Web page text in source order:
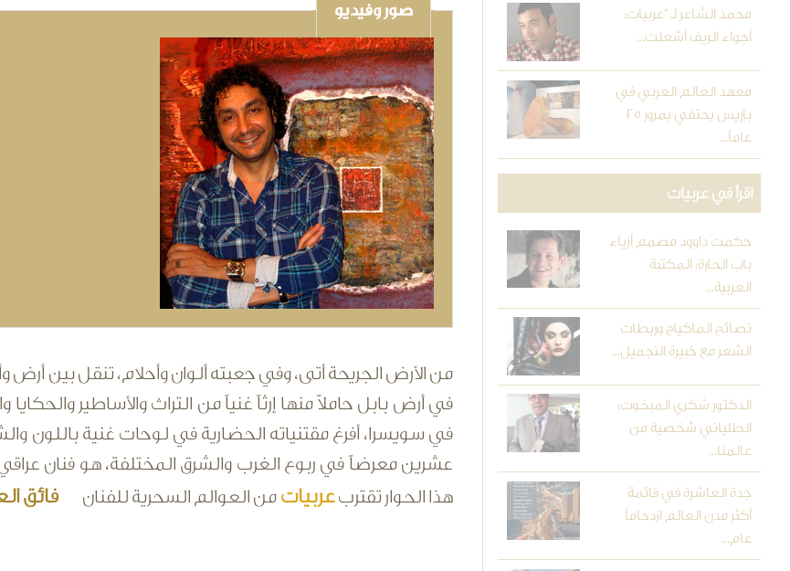
صور وفيديو
من الأرض الجريحة أتى، وفي جعبته ألوان وأحلام، تنقل بين أرض
في أرض بابل حاملاً منها إرثاً غنياً من التراث والأساطير
في سويسرا، أفرغ مقتنياته الحضارية في لوحات غنية باللون
عشرين معرضاً في ربوع الغرب والشرق المختلفة، هو فنان
هذا الحوار تقتربعربيات من العوالم السحرية للفنان فائق
محمد الشاعر لـ "عربيات:
أجواء الريف أشعلت...
معهد العالم العربي في
باريس يحتفي بمرور 25
عاماً...
اقرأ في عربيات
حكمت داوود مصمم أزياء
باب الحارة: المكتبة
العربية...
نصائح الماكياج وربطات
الشعر مع خبيرة التجميل...
الدكتور شكري المبخوت:
الطلياني شخصية من
عالمنا...
جدة العاشرة في قائمة
أكثر مدن العالم ازدحاماً
عام...